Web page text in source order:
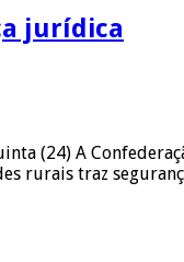
jurídica
(24) A
rurais traz